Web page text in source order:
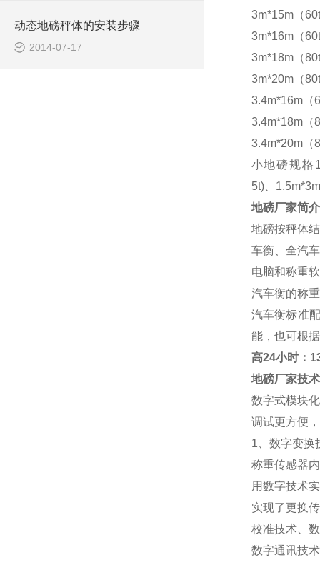
动态地磅秤体的安装步骤
2014-07-17
3m*15m（
3m*16m（
3m*18m（
3m*20m（
3.4m*16m（
3.4m*18m（
3.4m*20m（
小地磅规格
5t)、
地磅厂家简
地磅按秤体
车衡、全汽
电脑和称重
汽车衡的称
汽车衡标准
能，也可根
高24小时：
地磅厂家技
数字式模块
调试更方便
1 、数字变
称重传感器
用数字技术
实现了更换
校准技术、
数字通讯技术